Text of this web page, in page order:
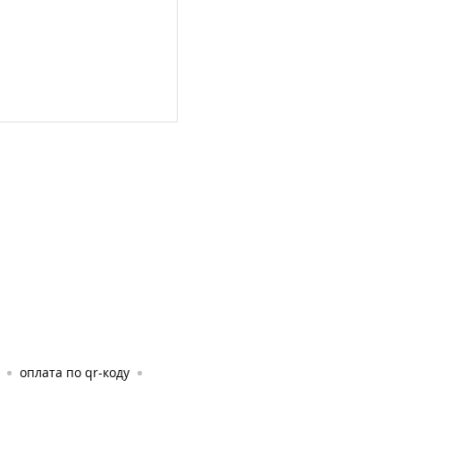
оплата по qr-коду